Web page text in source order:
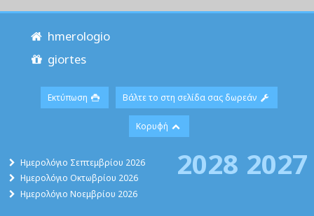
hmerologio
giortes
Εκτύπωση Βάλτε το στη σελίδα σας δωρεάν
Κορυφή
Ημερολόγιο Σεπτεμβρίου 2026
Ημερολόγιο Οκτωβρίου 2026
Ημερολόγιο Νοεμβρίου 2026
2027
2028